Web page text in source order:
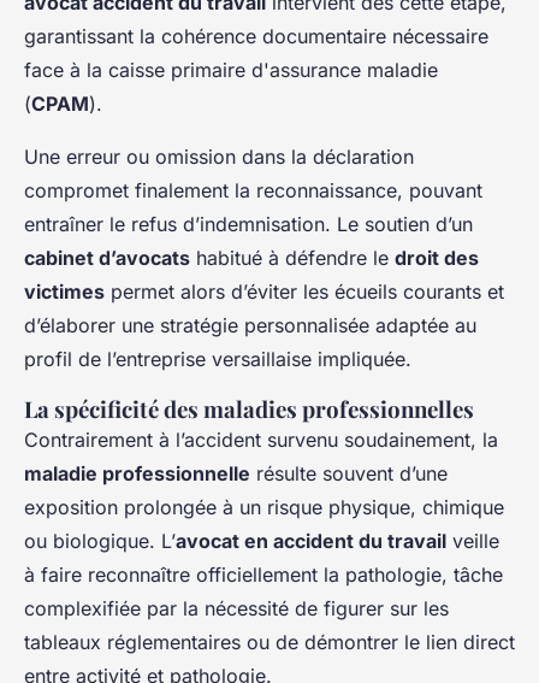
garantissant la cohérence documentaire nécessaire
face à la caisse primaire d'assurance maladie
(CPAM).
Une erreur ou omission dans la déclaration
compromet finalement la reconnaissance, pouvant
entraîner le refus d’indemnisation. Le soutien d’un
cabinet d’avocats habitué à défendre le droit des
victimes permet alors d’éviter les écueils courants et
d’élaborer une stratégie personnalisée adaptée au
profil de l’entreprise versaillaise impliquée.
La spécificité des maladies professionnelles
Contrairement à l’accident survenu soudainement, la
maladie professionnelle résulte souvent d’une
exposition prolongée à un risque physique, chimique
ou biologique. L’avocat en accident du travail veille
à faire reconnaître officiellement la pathologie, tâche
complexifiée par la nécessité de figurer sur les
tableaux réglementaires ou de démontrer le lien direct
entre activité et pathologie.